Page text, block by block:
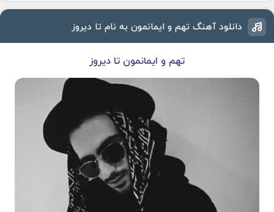
دانلود آهنگ تهم و ایمانمون به نام تا دیروز
تهم و ایمانمون تا دیروز